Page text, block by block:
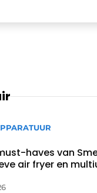
haves van
air fryer en